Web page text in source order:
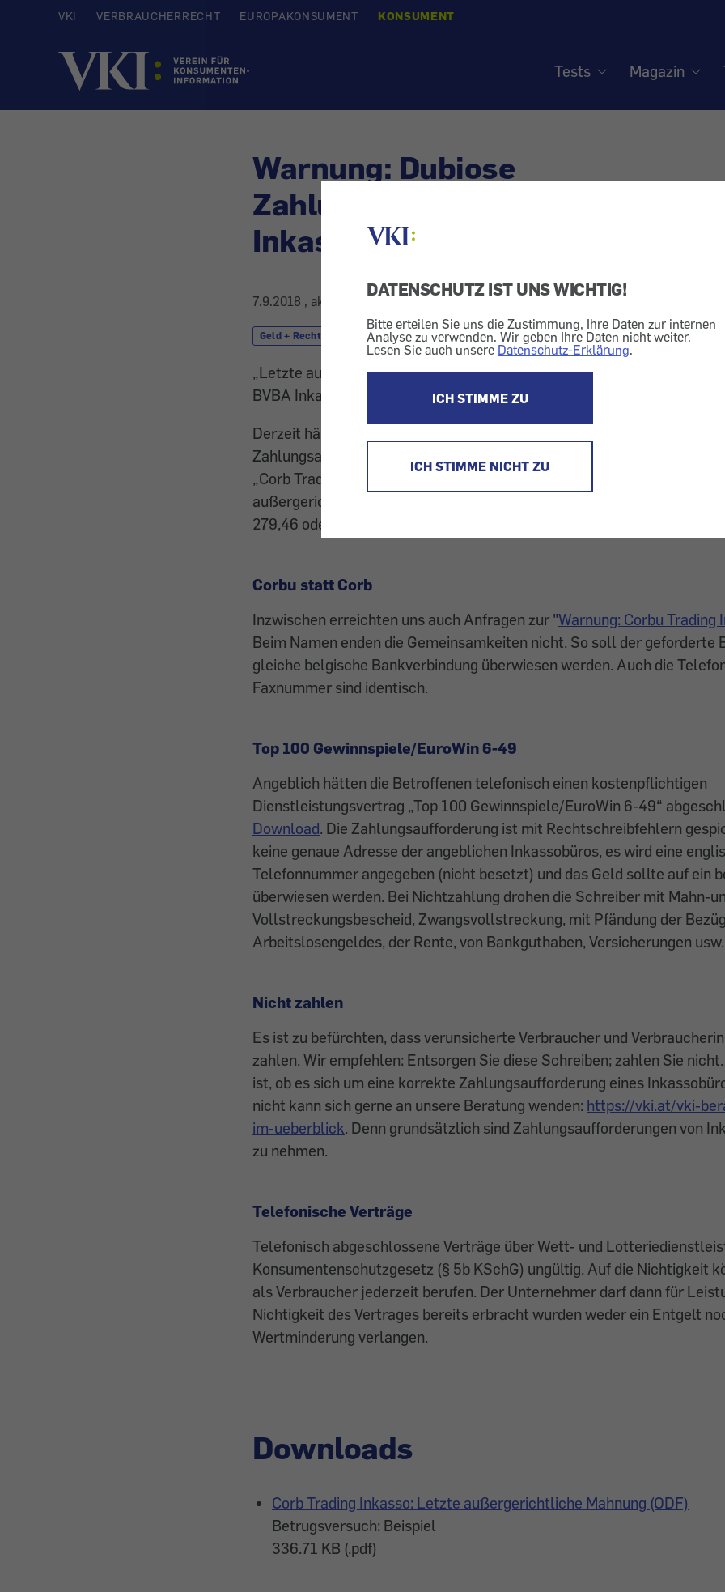
DATENSCHUTZ IST UNS WICHTIG!
Bitte erteilen Sie uns die Zustimmung, Ihre Daten zur internen
Analyse zu verwenden. Wir geben Ihre Daten nicht weiter.
Lesen Sie auch unsere Datenschutz-Erklärung.
ICH STIMME ZU
ICH STIMME NICHT ZU
VKI VERBRAUCHERRECHT EUROPAKONSUMENT KONSUMENT
Startseite
Tests Magazin
Warnung: Dubiose
Zahlungsaufforderungen - Corb
Inkasso und CEN BVBA Inkasso
7.9.2018 , aktualisiert am
Geld + Recht Kriminalität Konsumentenschutz
„Letzte außergerichtliche Mahnung“ der Corb bzw. Corbu Trading
BVBA Inkasso AG. Wir raten: Zahlen Sie nicht.
Derzeit häufen sich in unserem VKI-Beratungszentrum Anfragen und
Zahlungsaufforderungen. Sie stammen von mutmaßlich falschen
„Corb Trading Inkasso AG“ und die “CEN BVBA Inkasso AG“
außergerichtlichen Mahnungen“ Verbraucher zur Zahlung von
279,46 oder € 296,46 zu bewegen.
Corbu statt Corb
Inzwischen erreichten uns auch Anfragen zur "Warnung: Corbu Trading
Beim Namen enden die Gemeinsamkeiten nicht. So soll der geforderte
gleiche belgische Bankverbindung überwiesen werden. Auch die
Faxnummer sind identisch.
Top 100 Gewinnspiele/EuroWin 6-49
Angeblich hätten die Betroffenen telefonisch einen kostenpflichtigen
Dienstleistungsvertrag „Top 100 Gewinnspiele/EuroWin 6-49“
Download. Die Zahlungsaufforderung ist mit Rechtschreibfehlern
keine genaue Adresse der angeblichen Inkassobüros, es wird eine
Telefonnummer angegeben (nicht besetzt) und das Geld sollte auf ein
überwiesen werden. Bei Nichtzahlung drohen die Schreiber mit Mahn-
Vollstreckungsbescheid, Zwangsvollstreckung, mit Pfändung der
Arbeitslosengeldes, der Rente, von Bankguthaben, Versicherungen usw.
Nicht zahlen
Es ist zu befürchten, dass verunsicherte Verbraucher und
zahlen. Wir empfehlen: Entsorgen Sie diese Schreiben; zahlen Sie
ist, ob es sich um eine korrekte Zahlungsaufforderung eines
nicht kann sich gerne an unsere Beratung wenden: https://vki.at/vki-
im-ueberblick. Denn grundsätzlich sind Zahlungsaufforderungen von
zu nehmen.
Telefonische Verträge
Telefonisch abgeschlossene Verträge über Wett- und
Konsumentenschutzgesetz (§ 5b KSchG) ungültig. Auf die Nichtigkeit
als Verbraucher jederzeit berufen. Der Unternehmer darf dann für
Nichtigkeit des Vertrages bereits erbracht wurden weder ein Entgelt
Wertminderung verlangen.
Downloads
Corb Trading Inkasso: Letzte außergerichtliche Mahnung (ODF)
Betrugsversuch: Beispiel
336.71 KB (.pdf)